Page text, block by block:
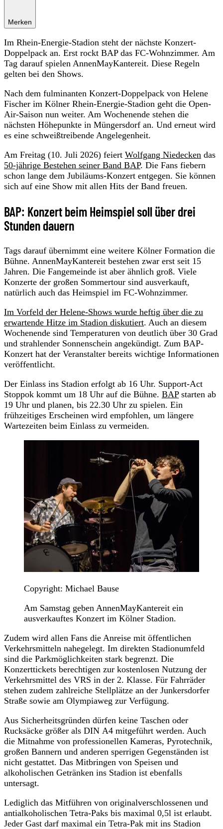
Merken
Im Rhein-Energie-Stadion steht der nächste Konzert-
Doppelpack an. Erst rockt BAP das FC-Wohnzimmer. Am
Tag darauf spielen AnnenMayKantereit. Diese Regeln
gelten bei den Shows.
Nach dem fulminanten Konzert-Doppelpack von Helene
Fischer im Kölner Rhein-Energie-Stadion geht die Open-
Air-Saison nun weiter. Am Wochenende stehen die
nächsten Höhepunkte in Müngersdorf an. Und erneut wird
es eine schweißtreibende Angelegenheit.
Am Freitag (10. Juli 2026) feiert Wolfgang Niedecken das
50-jährige Bestehen seiner Band BAP. Die Fans fiebern
schon lange dem Jubiläums-Konzert entgegen. Sie können
sich auf eine Show mit allen Hits der Band freuen.
BAP: Konzert beim Heimspiel soll über drei
Stunden dauern
Tags darauf übernimmt eine weitere Kölner Formation die
Bühne. AnnenMayKantereit bestehen zwar erst seit 15
Jahren. Die Fangemeinde ist aber ähnlich groß. Viele
Konzerte der großen Sommertour sind ausverkauft,
natürlich auch das Heimspiel im FC-Wohnzimmer.
Im Vorfeld der Helene-Shows wurde heftig über die zu
erwartende Hitze im Stadion diskutiert. Auch an diesem
Wochenende sind Temperaturen von deutlich über 30 Grad
und strahlender Sonnenschein angekündigt. Zum BAP-
Konzert hat der Veranstalter bereits wichtige Informationen
veröffentlicht.
Der Einlass ins Stadion erfolgt ab 16 Uhr. Support-Act
Stoppok kommt um 18 Uhr auf die Bühne. BAPstarten ab
19 Uhr und planen, bis 22.30 Uhr zu spielen. Ein
frühzeitiges Erscheinen wird empfohlen, um längere
Wartezeiten beim Einlass zu vermeiden.
Copyright: Michael Bause
Am Samstag geben AnnenMayKantereit ein
ausverkauftes Konzert im Kölner Stadion.
Zudem wird allen Fans die Anreise mit öffentlichen
Verkehrsmitteln nahegelegt. Im direkten Stadionumfeld
sind die Parkmöglichkeiten stark begrenzt. Die
Konzerttickets berechtigen zur kostenlosen Nutzung der
Verkehrsmittel des VRS in der 2. Klasse. Für Fahrräder
stehen zudem zahlreiche Stellplätze an der Junkersdorfer
Straße sowie am Olympiaweg zur Verfügung.
Aus Sicherheitsgründen dürfen keine Taschen oder
Rucksäcke größer als DIN A4 mitgeführt werden. Auch
die Mitnahme von professionellen Kameras, Pyrotechnik,
großen Bannern und anderen sperrigen Gegenständen ist
nicht gestattet. Das Mitbringen von Speisen und
alkoholischen Getränken ins Stadion ist ebenfalls
untersagt.
Lediglich das Mitführen von originalverschlossenen und
antialkoholischen Tetra-Paks bis maximal 0,5l ist erlaubt.
Jeder Gast darf maximal ein Tetra-Pak mit ins Stadion